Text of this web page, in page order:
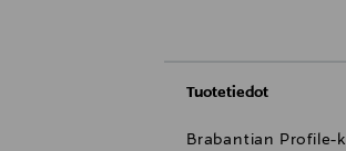
Tuotetiedot
Brabantian Profile-